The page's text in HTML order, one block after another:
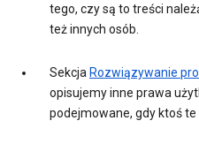
tego, czy są to treści
też innych osób.
Sekcja Rozwiązywanie
opisujemy inne prawa
podejmowane, gdy ktoś te